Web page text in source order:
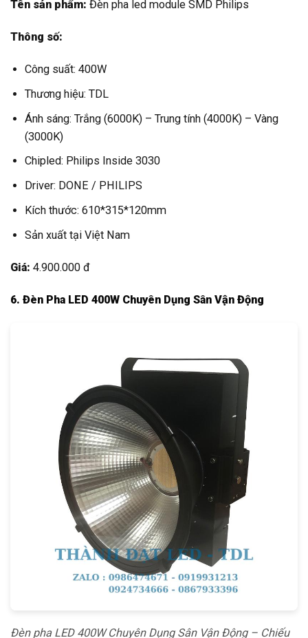
Tên sản phẩm: Đèn pha led module SMD Philips
Thông số:
Công suất: 400W
Thương hiệu: TDL
Ánh sáng: Trắng (6000K) – Trung tính (4000K) – Vàng
(3000K)
Chipled: Philips Inside 3030
Driver: DONE / PHILIPS
Kích thước: 610*315*120mm
Sản xuất tại Việt Nam
Giá: 4.900.000 đ
6. Đèn Pha LED 400W Chuyên Dụng Sân Vận Động
Đèn pha LED 400W Chuyên Dụng Sân Vận Động – Chiếu